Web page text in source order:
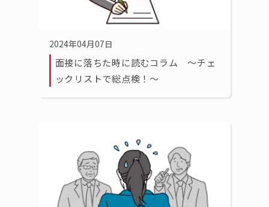
2024年04月07日
面接に落ちた時に読むコラム 〜チェ
ックリストで総点検！〜